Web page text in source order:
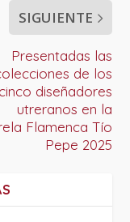
SIGUIENTE
Presentadas las
de los
cinco diseñadores
utreranos en la
Flamenca Tío
Pepe 2025